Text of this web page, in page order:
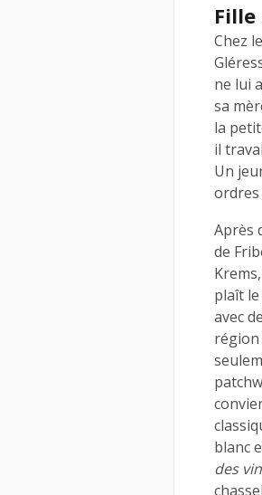
Chez
ne lui
sa
la
il
Un
ordres
Après
de
plaît
avec
région
blanc
des